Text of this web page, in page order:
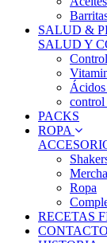
SALUD &
SALUD Y
Ácidos
control
PACKS
ROPA
Ropa
RECETAS
CONTACTO